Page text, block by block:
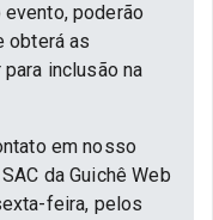
poderão
obterá as
inclusão na
em nosso
da Guichê Web
feira, pelos